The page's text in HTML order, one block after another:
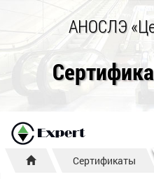
АНОСЛЭ
Сертификаты